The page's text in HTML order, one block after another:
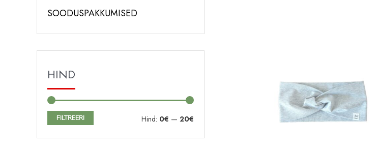
SOODUSPAKKUMISED
HIND
ia
FILTREERI Hind: 0€ — 20€